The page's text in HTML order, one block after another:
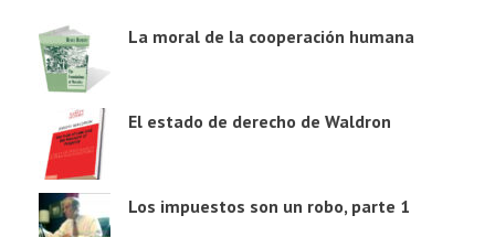
La moral de la cooperación humana
El estado de derecho de Waldron
Los impuestos son un robo, parte 1